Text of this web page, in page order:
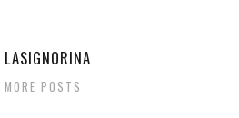
LASIGNORINA
MORE POSTS